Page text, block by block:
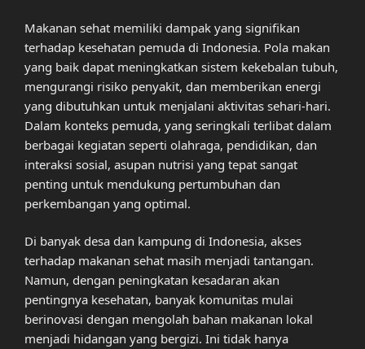
Makanan sehat memiliki dampak yang signifikan
terhadap kesehatan pemuda di Indonesia. Pola makan
yang baik dapat meningkatkan sistem kekebalan tubuh,
mengurangi risiko penyakit, dan memberikan energi
yang dibutuhkan untuk menjalani aktivitas sehari-hari.
Dalam konteks pemuda, yang seringkali terlibat dalam
berbagai kegiatan seperti olahraga, pendidikan, dan
interaksi sosial, asupan nutrisi yang tepat sangat
penting untuk mendukung pertumbuhan dan
perkembangan yang optimal.
Di banyak desa dan kampung di Indonesia, akses
terhadap makanan sehat masih menjadi tantangan.
Namun, dengan peningkatan kesadaran akan
pentingnya kesehatan, banyak komunitas mulai
berinovasi dengan mengolah bahan makanan lokal
menjadi hidangan yang bergizi. Ini tidak hanya